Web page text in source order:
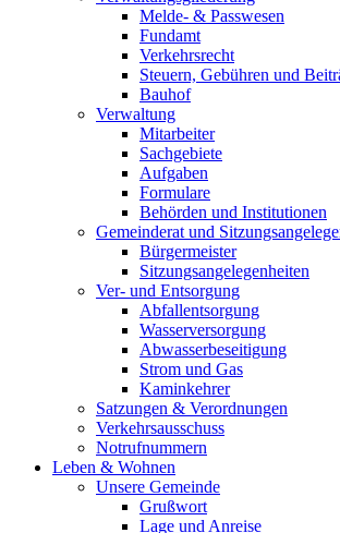
Melde- & Passwesen
Fundamt
Verkehrsrecht
Steuern, Gebühren und
Bauhof
Verwaltung
Mitarbeiter
Sachgebiete
Aufgaben
Formulare
Behörden und Institutionen
Gemeinderat und
Bürgermeister
Sitzungsangelegenheiten
Ver- und Entsorgung
Abfallentsorgung
Wasserversorgung
Abwasserbeseitigung
Strom und Gas
Kaminkehrer
Satzungen & Verordnungen
Verkehrsausschuss
Notrufnummern
Leben & Wohnen
Unsere Gemeinde
Grußwort
Lage und Anreise